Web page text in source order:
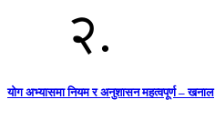
२.
योग अभ्यासमा नियम र अनुशासन महत्वपूर्ण – खनाल